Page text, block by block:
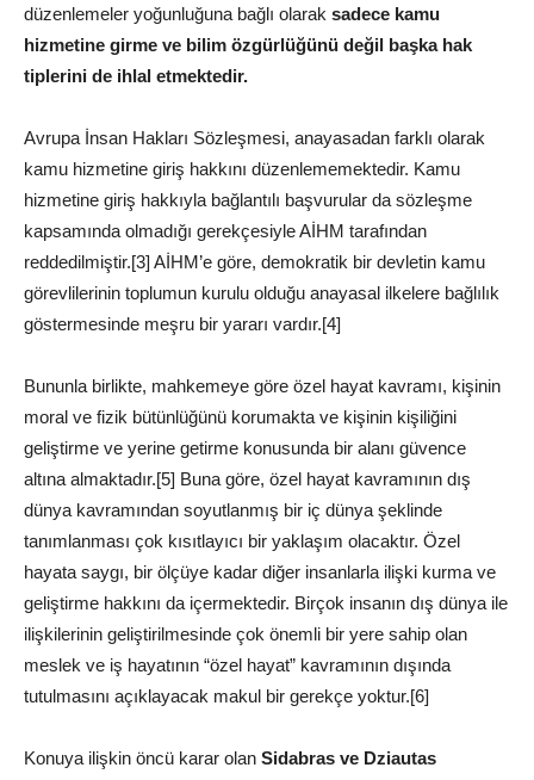
düzenlemeler yoğunluğuna bağlı olarak sadece kamu
hizmetine girme ve bilim özgürlüğünü değil başka hak
tiplerini de ihlal etmektedir.
Avrupa İnsan Hakları Sözleşmesi, anayasadan farklı olarak
kamu hizmetine giriş hakkını düzenlememektedir. Kamu
hizmetine giriş hakkıyla bağlantılı başvurular da sözleşme
kapsamında olmadığı gerekçesiyle AİHM tarafından
reddedilmiştir.[3] AİHM’e göre, demokratik bir devletin kamu
görevlilerinin toplumun kurulu olduğu anayasal ilkelere bağlılık
göstermesinde meşru bir yararı vardır.[4]
Bununla birlikte, mahkemeye göre özel hayat kavramı, kişinin
moral ve fizik bütünlüğünü korumakta ve kişinin kişiliğini
geliştirme ve yerine getirme konusunda bir alanı güvence
altına almaktadır.[5] Buna göre, özel hayat kavramının dış
dünya kavramından soyutlanmış bir iç dünya şeklinde
tanımlanması çok kısıtlayıcı bir yaklaşım olacaktır. Özel
hayata saygı, bir ölçüye kadar diğer insanlarla ilişki kurma ve
geliştirme hakkını da içermektedir. Birçok insanın dış dünya ile
ilişkilerinin geliştirilmesinde çok önemli bir yere sahip olan
meslek ve iş hayatının “özel hayat” kavramının dışında
tutulmasını açıklayacak makul bir gerekçe yoktur.[6]
Konuya ilişkin öncü karar olan Sidabras ve Dziautas